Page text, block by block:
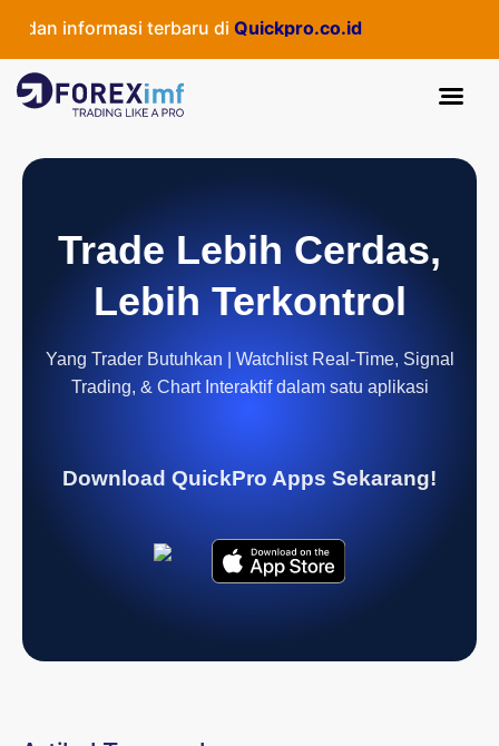
informasi terbaru di Quickpro.co.id
Trade Lebih Cerdas,
Lebih Terkontrol
Yang Trader Butuhkan | Watchlist Real-Time, Signal
Trading, & Chart Interaktif dalam satu aplikasi
Download QuickPro Apps Sekarang!